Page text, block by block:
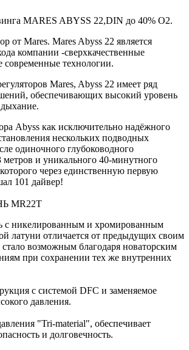
MARES ABYSS 22,DIN до 40% О2.
от Mares. Mares Abyss 22 является
компании -сверхкачественные
современные технологии.
Mares, Abyss 22 имеет ряд
обеспечивающих высокий уровень
Abyss как исключительно надёжного
нескольких подводных
одиночного глубоководного
и уникального 40-минутного
через единственную первую
101 дайвер!
MR22T
с никелированным и хромированным
латуни отличается от предыдущих своим
возможным благодаря новаторским
при сохранении тех же внутренних
с системой DFC и заменяемое
давления.
"Tri-material", обеспечивает
и долговечность.